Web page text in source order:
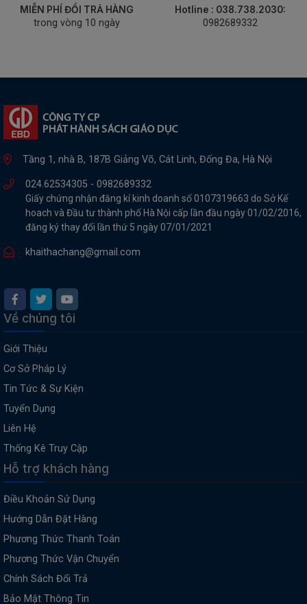
MIỄN PHÍ ĐỔI TRẢ HÀNG
trong vòng 10 ngày
Hotline : 038.738.2030:
0982689332
Tầng 1, nhà B, 187B Giảng Võ, Cát Linh, Đống Đa, Hà Nội
024.62534305 - 0982689332
Giấy chứng nhận đăng kí kinh doanh số 0107319663 do Sở Kế
hoach và Đầu tư thành phố Hà Nội cấp lần đầu ngày 01/02/2016,
đăng ký thay đổi lần thứ 5 ngày 07/01/2021
khaithachang@gmail.com
Về chúng tôi
Giới Thiệu
Cơ Sở Pháp Lý
Tin Tức & Sự Kiện
Tuyển Dụng
Liên Hệ
Thống Kê Truy Cập
Hỗ trợ khách hàng
Điều Khoản Sử Dụng
Hướng Dẫn Đặt Hàng
Phương Thức Thanh Toán
Phương Thức Vận Chuyển
Chính Sách Đổi Trả
Bảo Mật Thông Tin